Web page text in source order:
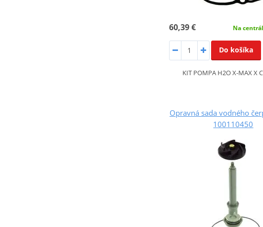
60,39 € Na
Do košíka
KIT POMPA H2O X-MAX X
Opravná sada vodného
100110450